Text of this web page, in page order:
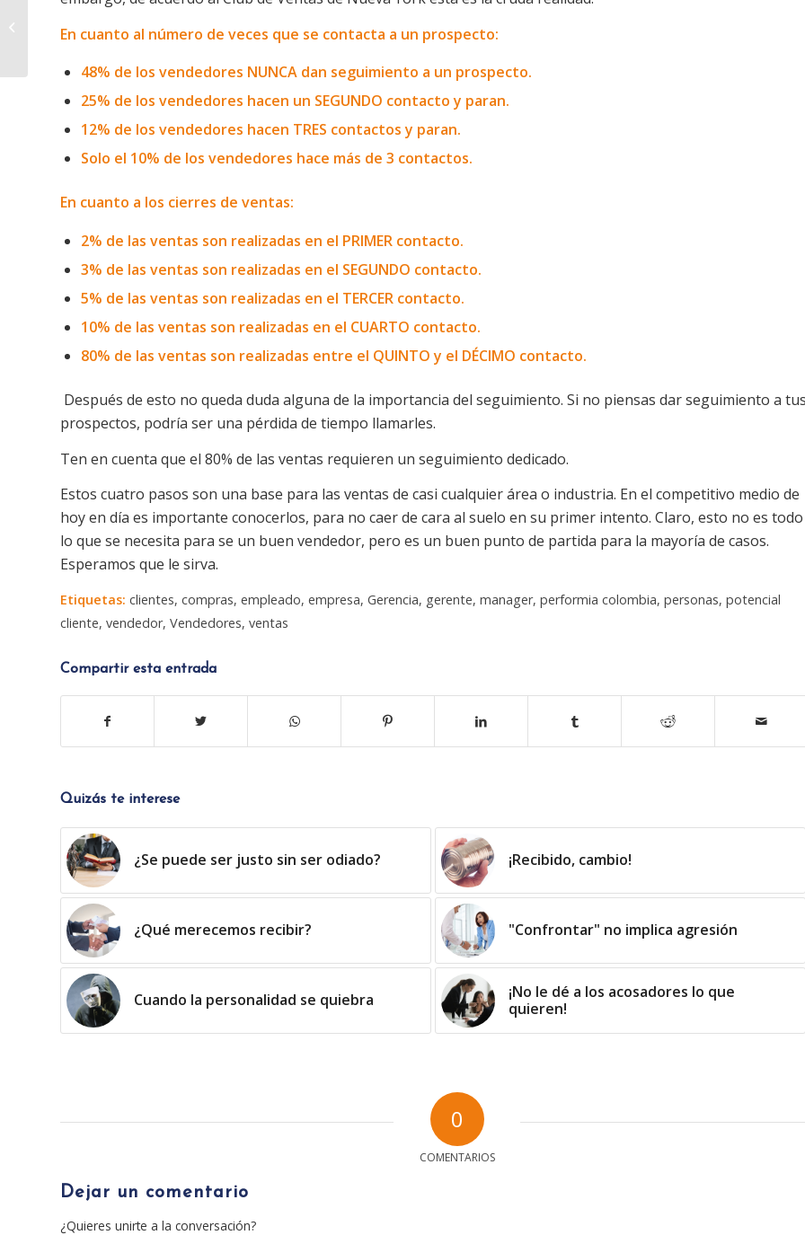
En cuanto al número de veces que se contacta a un prospecto:
48% de los vendedores NUNCA dan seguimiento a un prospecto.
25% de los vendedores hacen un SEGUNDO contacto y paran.
12% de los vendedores hacen TRES contactos y paran.
Solo el 10% de los vendedores hace más de 3 contactos.
En cuanto a los cierres de ventas:
2% de las ventas son realizadas en el PRIMER contacto.
3% de las ventas son realizadas en el SEGUNDO contacto.
5% de las ventas son realizadas en el TERCER contacto.
10% de las ventas son realizadas en el CUARTO contacto.
80% de las ventas son realizadas entre el QUINTO y el DÉCIMO contacto.
Después de esto no queda duda alguna de la importancia del seguimiento. Si no piensas dar seguimiento a
prospectos, podría ser una pérdida de tiempo llamarles.
Ten en cuenta que el 80% de las ventas requieren un seguimiento dedicado.
Estos cuatro pasos son una base para las ventas de casi cualquier área o industria. En el competitivo medio de
hoy en día es importante conocerlos, para no caer de cara al suelo en su primer intento. Claro, esto no es todo
lo que se necesita para se un buen vendedor, pero es un buen punto de partida para la mayoría de casos.
Esperamos que le sirva.
Etiquetas: clientes, compras, empleado, empresa, Gerencia, gerente, manager, performia colombia, personas, potencial
cliente, vendedor, Vendedores, ventas
Compartir esta entrada
Quizás te interese
¿Se puede ser justo sin ser odiado? ¡Recibido, cambio!
¿Qué merecemos recibir? "Confrontar" no implica agresión
Cuando la personalidad se quiebra
¡No le dé a los acosadores lo que
quieren!
0
COMENTARIOS
Dejar un comentario
¿Quieres unirte a la conversación?
Ser, hacer y tener, la
tríada de una